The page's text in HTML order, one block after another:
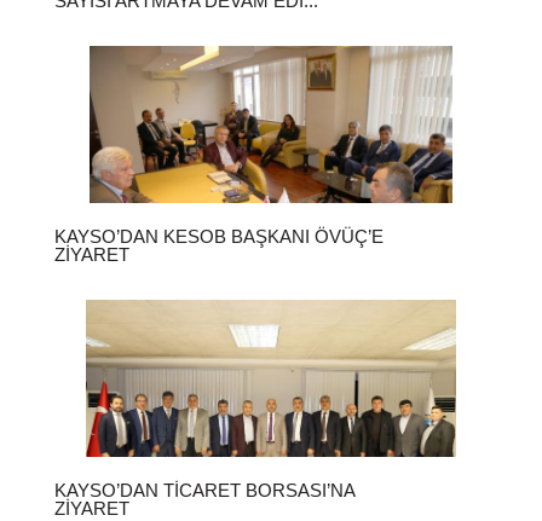
KAYSO’DAN KESOB BAŞKANI ÖVÜÇ’E
ZIYARET
KAYSO’DAN TICARET BORSASI’NA
ZIYARET